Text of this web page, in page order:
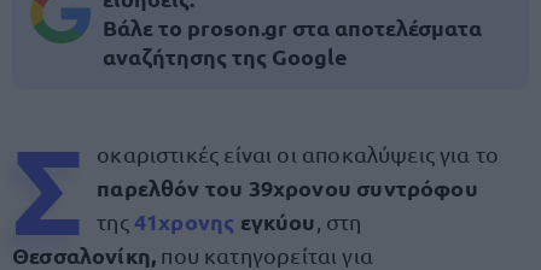
Βάλε το proson.gr στα αποτελέσματα
αναζήτησης της Google
Σ οκαριστικές είναι οι αποκαλύψεις για το
παρελθόν του 39χρονου συντρόφου
της41χρονης εγκύου , στη
Θεσσαλονίκη, που κατηγορείται για